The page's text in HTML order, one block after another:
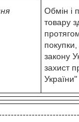
Обмін і
товару
покупки,
закону
захист
України"